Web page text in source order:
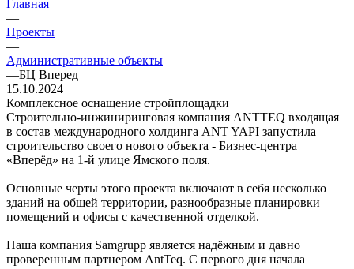
Главная
—
Проекты
—
Административные объекты
—БЦ Вперед
15.10.2024
Комплексное оснащение стройплощадки
Строительно-инжиниринговая компания ANTTEQ входящая
в состав международного холдинга ANT YAPI запустила
строительство своего нового объекта - Бизнес-центра
«Вперёд» на 1-й улице Ямского поля.
Основные черты этого проекта включают в себя несколько
зданий на общей территории, разнообразные планировки
помещений и офисы с качественной отделкой.
Наша компания Samgrupp является надёжным и давно
проверенным партнером AntTeq. С первого дня начала